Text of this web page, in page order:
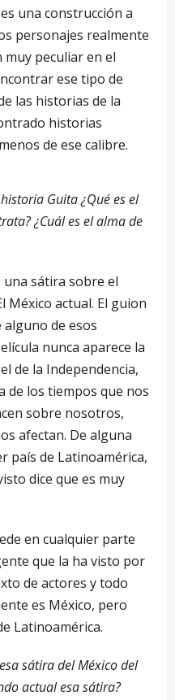
una construcción a
personajes realmente
peculiar en el
ese tipo de
las historias de la
historias
de ese calibre.
Guita ¿Qué es el
¿Cuál es el alma de
una sátira sobre el
México actual. El guion
alguno de esos
nunca aparece la
de la Independencia,
de los tiempos que nos
sobre nosotros,
afectan. De alguna
país de Latinoamérica,
dice que es muy
en cualquier parte
que la ha visto por
de actores y todo
es México, pero
Latinoamérica.
sátira del México del
actual esa sátira?